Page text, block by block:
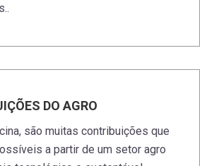
DO AGRO
são muitas contribuições que
a partir de um setor agro